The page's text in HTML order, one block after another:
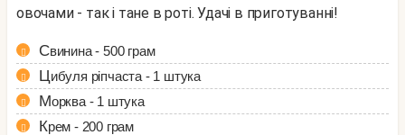
овочами - так і тане в роті. Удачі в приготуванні!
Свинина - 500 грам
Цибуля ріпчаста - 1 штука
Морква - 1 штука
Крем - 200 грам